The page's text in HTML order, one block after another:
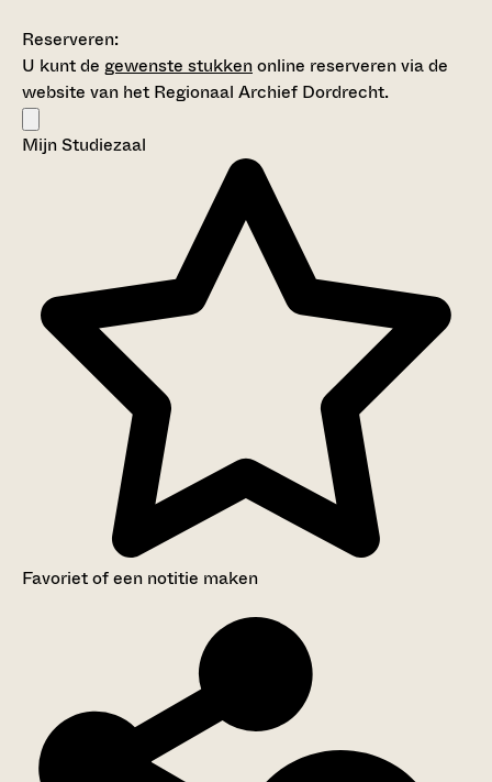
Reserveren:
U kunt de gewenste stukkenonline reserveren via de
website van het Regionaal Archief Dordrecht.
Mijn Studiezaal
Favoriet of een notitie maken